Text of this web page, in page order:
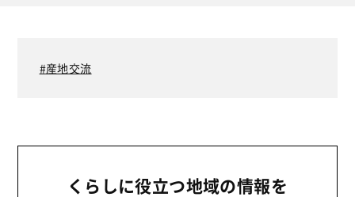
産地交流
くらしに役立つ地域の情報を